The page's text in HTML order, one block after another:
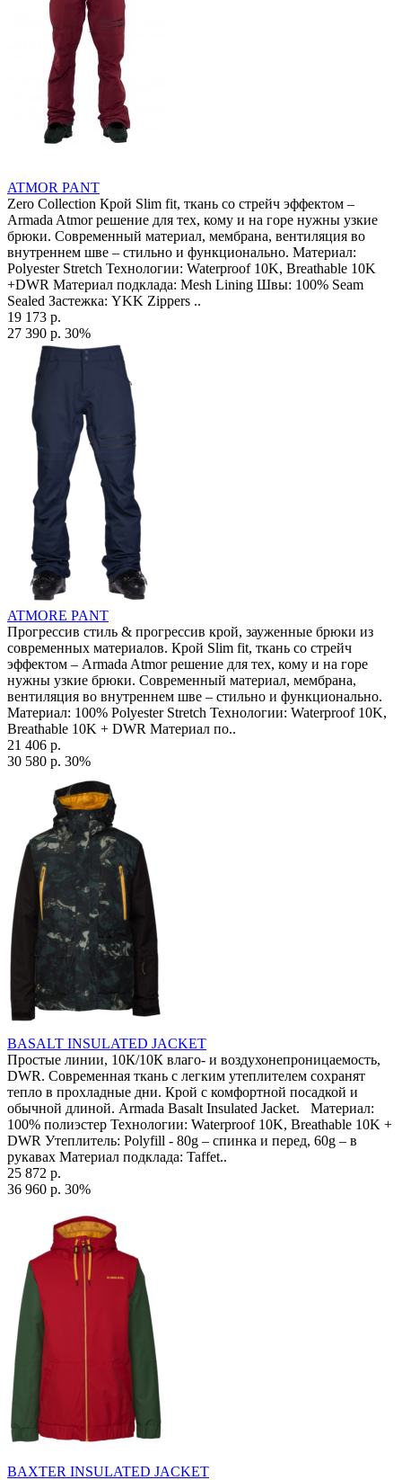
ATMOR PANT
Zero Collection Крой Slim fit, ткань со стрейч эффектом –
Armada Atmor решение для тех, кому и на горе нужны узкие
брюки. Современный материал, мембрана, вентиляция во
внутреннем шве – стильно и функционально. Материал:
Polyester Stretch Технологии: Waterproof 10K, Breathable 10K
+DWR Материал подклада: Mesh Lining Швы: 100% Seam
Sealed Застежка: YKK Zippers ..
19 173 р.
27 390 р. 30%
ATMORE PANT
Прогрессив стиль & прогрессив крой, зауженные брюки из
современных материалов. Крой Slim fit, ткань со стрейч
эффектом – Armada Atmor решение для тех, кому и на горе
нужны узкие брюки. Современный материал, мембрана,
вентиляция во внутреннем шве – стильно и функционально.
Материал: 100% Polyester Stretch Технологии: Waterproof 10K,
Breathable 10K + DWR Материал по..
21 406 р.
30 580 р. 30%
BASALT INSULATED JACKET
Простые линии, 10К/10К влаго- и воздухонепроницаемость,
DWR. Современная ткань с легким утеплителем сохранят
тепло в прохладные дни. Крой с комфортной посадкой и
обычной длиной. Armada Basalt Insulated Jacket. Материал:
100% полиэстер Технологии: Waterproof 10K, Breathable 10K +
DWR Утеплитель: Polyfill - 80g – спинка и перед, 60g – в
рукавах Материал подклада: Taffet..
25 872 р.
36 960 р. 30%
BAXTER INSULATED JACKET